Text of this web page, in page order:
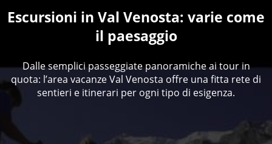
Escursioni in Val Venosta: varie come
il paesaggio
Dalle semplici passeggiate panoramiche ai tour in
quota: l’area vacanze Val Venosta offre una fitta rete di
sentieri e itinerari per ogni tipo di esigenza.